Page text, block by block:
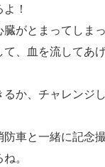
！
臓がとまってしま
、血を流してあ
か、チャレンジ
車と一緒に記念
。